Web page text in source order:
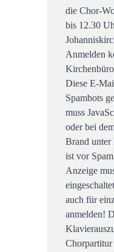
die Chor-
bis 12.30
Anmelden
Diese E-
Spambots
muss
oder bei
Brand unter
ist vor
Anzeige
auch für
anmelden!